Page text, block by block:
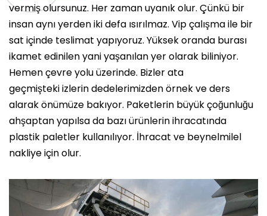
vermiş olursunuz. Her zaman uyanık olur. Çünkü bir
insan aynı yerden iki defa ısırılmaz. Vip çalışma ile bir
sat içinde teslimat yapıyoruz. Yüksek oranda burası
ikamet edinilen yani yaşanılan yer olarak biliniyor.
Hemen çevre yolu üzerinde. Bizler ata
geçmişteki izlerin dedelerimizden örnek ve ders
alarak önümüze bakıyor. Paketlerin büyük çoğunluğu
ahşaptan yapılsa da bazı ürünlerin ihracatında
plastik paletler kullanılıyor. İhracat ve beynelmilel
nakliye için olur.